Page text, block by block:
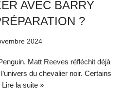
AVEC BARRY
?
2024
Matt Reeves réfléchit déjà
du chevalier noir. Certains
Lire la suite »